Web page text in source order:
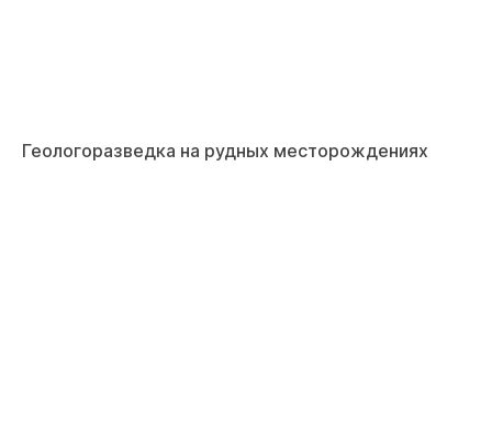
Геологоразведка на рудных месторождениях